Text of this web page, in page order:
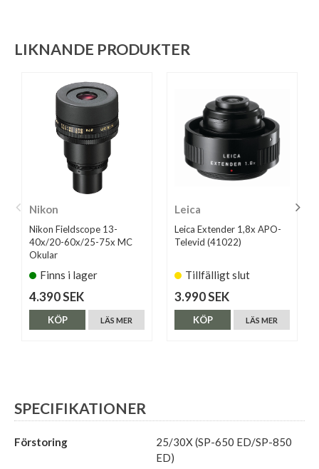
LIKNANDE PRODUKTER
Nikon
Nikon Fieldscope 13-
40x/20-60x/25-75x MC
Okular
Finns i lager
4.390 SEK
LÄS MER
KÖP
Leica
Leica Extender 1,8x APO-
Televid (41022)
Tillfälligt slut
3.990 SEK
LÄS MER
KÖP
SPECIFIKATIONER
Förstoring
25/30X (SP-650 ED/SP-850
ED)